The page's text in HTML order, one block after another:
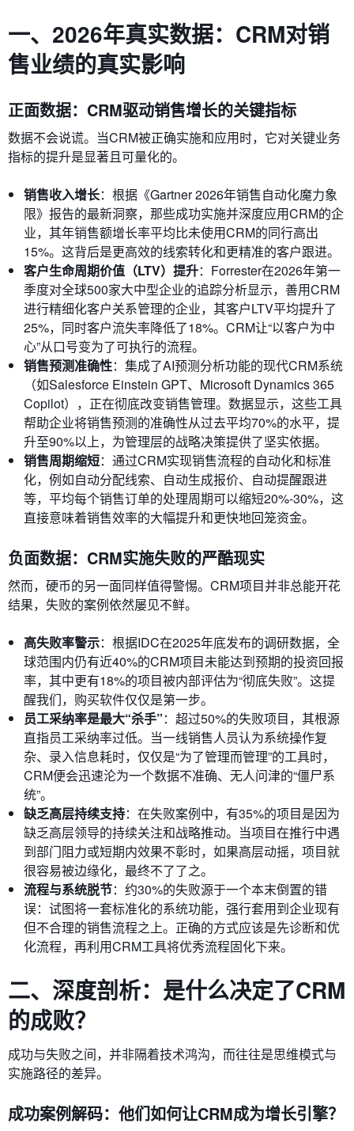
一、2026年真实数据：CRM对销
售业绩的真实影响
正面数据：CRM驱动销售增长的关键指标
数据不会说谎。当CRM被正确实施和应用时，它对关键业务
指标的提升是显著且可量化的。
销售收入增长：根据《Gartner 2026年销售自动化魔力象
限》报告的最新洞察，那些成功实施并深度应用CRM的企
业，其年销售额增长率平均比未使用CRM的同行高出
15%。这背后是更高效的线索转化和更精准的客户跟进。
客户生命周期价值（LTV）提升：Forrester在2026年第一
季度对全球500家大中型企业的追踪分析显示，善用CRM
进行精细化客户关系管理的企业，其客户LTV平均提升了
25%，同时客户流失率降低了18%。CRM让“以客户为中
心”从口号变为了可执行的流程。
销售预测准确性：集成了AI预测分析功能的现代CRM系统
（如Salesforce Einstein GPT、Microsoft Dynamics 365
Copilot），正在彻底改变销售管理。数据显示，这些工具
帮助企业将销售预测的准确性从过去平均70%的水平，提
升至90%以上，为管理层的战略决策提供了坚实依据。
销售周期缩短：通过CRM实现销售流程的自动化和标准
化，例如自动分配线索、自动生成报价、自动提醒跟进
等，平均每个销售订单的处理周期可以缩短20%-30%，这
直接意味着销售效率的大幅提升和更快地回笼资金。
负面数据：CRM实施失败的严酷现实
然而，硬币的另一面同样值得警惕。CRM项目并非总能开花
结果，失败的案例依然屡见不鲜。
高失败率警示：根据IDC在2025年底发布的调研数据，全
球范围内仍有近40%的CRM项目未能达到预期的投资回报
率，其中更有18%的项目被内部评估为“彻底失败”。这提
醒我们，购买软件仅仅是第一步。
员工采纳率是最大“杀手”：超过50%的失败项目，其根源
直指员工采纳率过低。当一线销售人员认为系统操作复
杂、录入信息耗时，仅仅是“为了管理而管理”的工具时，
CRM便会迅速沦为一个数据不准确、无人问津的“僵尸系
统”。
缺乏高层持续支持：在失败案例中，有35%的项目是因为
缺乏高层领导的持续关注和战略推动。当项目在推行中遇
到部门阻力或短期内效果不彰时，如果高层动摇，项目就
很容易被边缘化，最终不了了之。
流程与系统脱节：约30%的失败源于一个本末倒置的错
误：试图将一套标准化的系统功能，强行套用到企业现有
但不合理的销售流程之上。正确的方式应该是先诊断和优
化流程，再利用CRM工具将优秀流程固化下来。
二、深度剖析：是什么决定了CRM
的成败？
成功与失败之间，并非隔着技术鸿沟，而往往是思维模式与
实施路径的差异。
成功案例解码：他们如何让CRM成为增长引擎？